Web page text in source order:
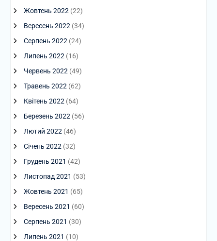
Жовтень 2022 (22)
Вересень 2022 (34)
Серпень 2022 (24)
Липень 2022 (16)
Червень 2022 (49)
Травень 2022 (62)
Квітень 2022 (64)
Березень 2022 (56)
Лютий 2022 (46)
Січень 2022 (32)
Грудень 2021 (42)
Листопад 2021 (53)
Жовтень 2021 (65)
Вересень 2021 (60)
Серпень 2021 (30)
Липень 2021 (10)